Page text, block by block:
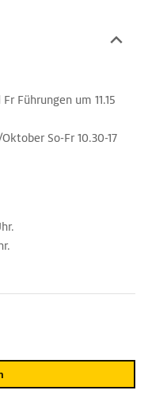
Führungen um 11.15
So-Fr 10.30-17